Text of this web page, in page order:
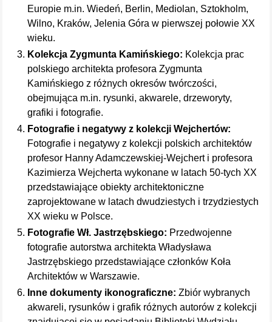
Europie m.in. Wiedeń, Berlin, Mediolan, Sztokholm,
Wilno, Kraków, Jelenia Góra w pierwszej połowie XX
wieku.
Kolekcja Zygmunta Kamińskiego: Kolekcja prac
polskiego architekta profesora Zygmunta
Kamińskiego z różnych okresów twórczości,
obejmująca m.in. rysunki, akwarele, drzeworyty,
grafiki i fotografie.
Fotografie i negatywy z kolekcji Wejchertów:
Fotografie i negatywy z kolekcji polskich architektów
profesor Hanny Adamczewskiej-Wejchert i profesora
Kazimierza Wejcherta wykonane w latach 50-tych XX
przedstawiające obiekty architektoniczne
zaprojektowane w latach dwudziestych i trzydziestych
XX wieku w Polsce.
Fotografie Wł. Jastrzębskiego: Przedwojenne
fotografie autorstwa architekta Władysława
Jastrzębskiego przedstawiające członków Koła
Architektów w Warszawie.
Inne dokumenty ikonograficzne: Zbiór wybranych
akwareli, rysunków i grafik różnych autorów z kolekcji